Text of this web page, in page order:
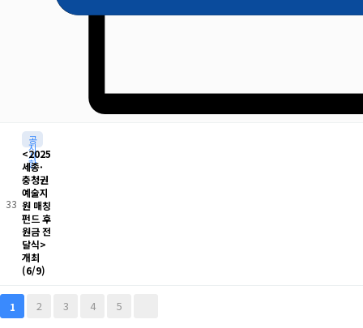
33
공
지
사
항
<2025
세종·
충청권
예술지
원 매칭
펀드 후
원금 전
달식>
개최
(6/9)
1 2 3 4 5